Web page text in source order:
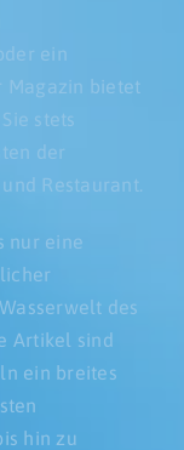
ein
Magazin bietet
stets
der
Restaurant.
nur eine
des
Artikel sind
ein breites
hin zu